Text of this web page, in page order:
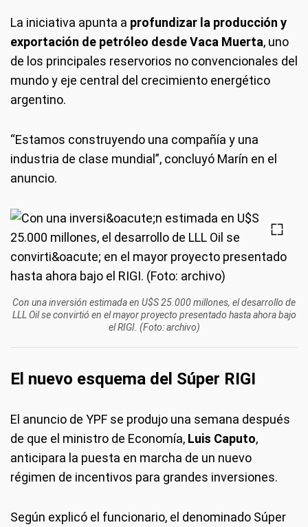
La iniciativa apunta a profundizar la producción y
exportación de petróleo desde Vaca Muerta, uno
de los principales reservorios no convencionales del
mundo y eje central del crecimiento energético
argentino.
“Estamos construyendo una compañía y una
industria de clase mundial”, concluyó Marín en el
anuncio.
Con una inversión estimada en U$S 25.000 millones, el desarrollo de
LLL Oil se convirtió en el mayor proyecto presentado hasta ahora bajo
el RIGI. (Foto: archivo)
El nuevo esquema del Súper RIGI
El anuncio de YPF se produjo una semana después
de que el ministro de Economía, Luis Caputo,
anticipara la puesta en marcha de un nuevo
régimen de incentivos para grandes inversiones.
Según explicó el funcionario, el denominado Súper